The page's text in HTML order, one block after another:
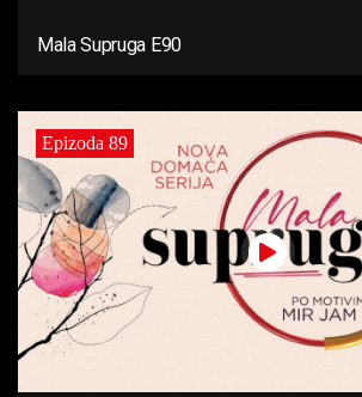
Mala Supruga E90
Epizoda 89